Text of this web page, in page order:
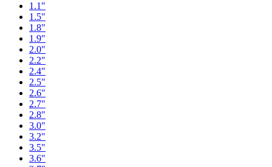
1.1"
1.5"
1.8"
1.9"
2.0"
2.2"
2.4"
2.5"
2.6"
2.7"
2.8"
3.0"
3.2"
3.5"
3.6"